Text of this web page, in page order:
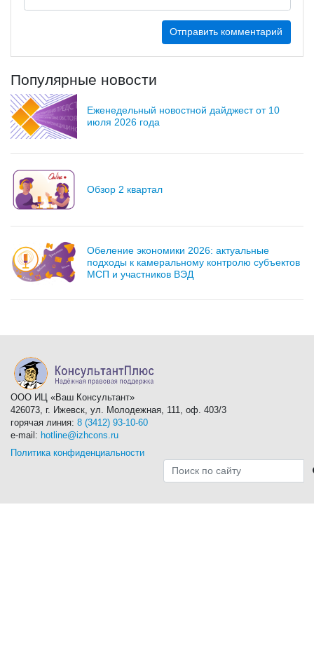
Популярные новости
Еженедельный новостной дайджест от 10
июля 2026 года
Обзор 2 квартал
Обеление экономики 2026: актуальные
подходы к камеральному контролю субъектов
МСП и участников ВЭД
ООО ИЦ «Ваш Консультант»
426073, г. Ижевск, ул. Молодежная, 111, оф. 403/3
горячая линия: 8 (3412) 93-10-60
e-mail: hotline@izhcons.ru
Политика конфиденциальности